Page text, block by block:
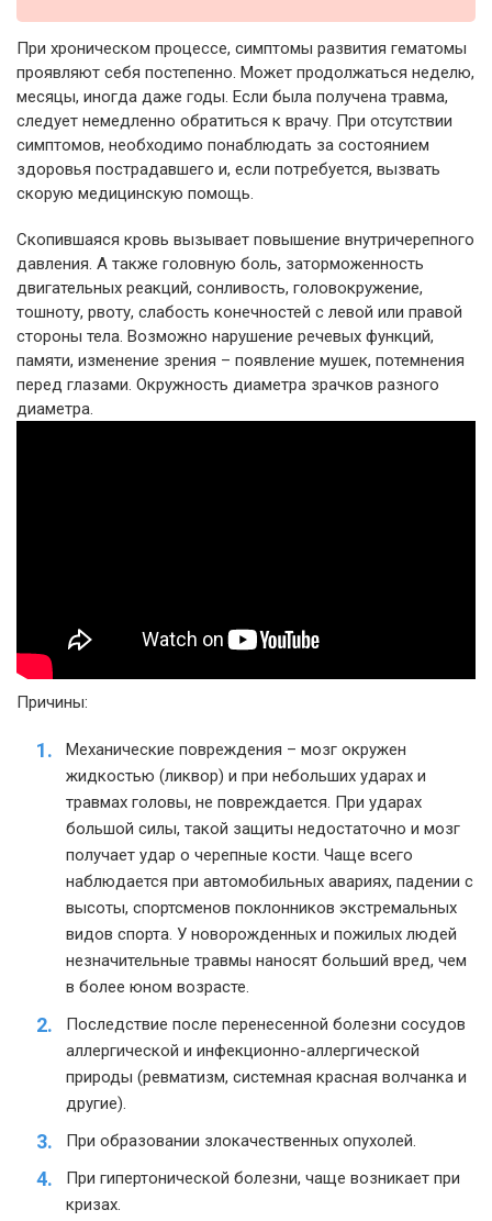
При хроническом процессе, симптомы развития гематомы
проявляют себя постепенно. Может продолжаться неделю,
месяцы, иногда даже годы. Если была получена травма,
следует немедленно обратиться к врачу. При отсутствии
симптомов, необходимо понаблюдать за состоянием
здоровья пострадавшего и, если потребуется, вызвать
скорую медицинскую помощь.
Скопившаяся кровь вызывает повышение внутричерепного
давления. А также головную боль, заторможенность
двигательных реакций, сонливость, головокружение,
тошноту, рвоту, слабость конечностей с левой или правой
стороны тела. Возможно нарушение речевых функций,
памяти, изменение зрения – появление мушек, потемнения
перед глазами. Окружность диаметра зрачков разного
диаметра.
Причины:
Механические повреждения – мозг окружен
жидкостью (ликвор) и при небольших ударах и
травмах головы, не повреждается. При ударах
большой силы, такой защиты недостаточно и мозг
получает удар о черепные кости. Чаще всего
наблюдается при автомобильных авариях, падении с
высоты, спортсменов поклонников экстремальных
видов спорта. У новорожденных и пожилых людей
незначительные травмы наносят больший вред, чем
в более юном возрасте.
Последствие после перенесенной болезни сосудов
аллергической и инфекционно-аллергической
природы (ревматизм, системная красная волчанка и
другие).
При образовании злокачественных опухолей.
При гипертонической болезни, чаще возникает при
кризах.